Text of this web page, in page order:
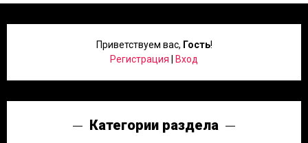
Приветствуем вас, Гость!
Регистрация
Вход
Категории раздела